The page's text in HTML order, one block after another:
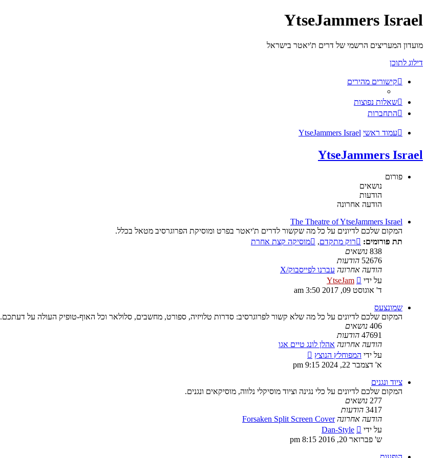
YtseJammers Israel
מועדון המעריצים הרשמי של דרים ת'יאטר בישראל
דילוג לתוכן
קישורים מהירים
שאלות נפוצות
התחברות
עמוד ראשי YtseJammers Israel
YtseJammers Israel
פורום
נושאים
הודעות
הודעה אחרונה
The Theatre of YtseJammers Israel
המקום שלכם לדיונים על כל מה שקשור לדרים ת'יאטר בפרט ומוסיקת הפרוגרסיב מטאל בכלל.
תת פורומים:
רוק מתקדם,
מוסיקה קצת אחרת
838 נושאים
52676 הודעות
הודעה אחרונה עברנו לפייסבוק/X
על ידי
YtseJamצפה
בהודעה
ד' אוגוסט 09, 2017 3:50 am
שמונצעס
המקום שלכם לדיונים על כל מה שלא קשור לפרוגרסיב: סדרות טלויזיה, ספורט, מחשבים, סלולאר וכל האוף-טופיק העולה על דעתכם.
406 נושאים
47691 הודעות
הודעה אחרונה אהלן לונג טיים אגו
על ידי המפוחלץ הנוצץ
בהודעה
האחרונה
א' דצמבר 22, 2024 9:15 pm
ציוד ונגנים
המקום שלכם לדיונים על כלי נגינה וציוד מוסיקלי נלווה, מוסיקאים ונגנים.
277 נושאים
3417 הודעות
הודעה אחרונה Forsaken Split Screen Cover
על ידי
Dan-Styleצפה
בהודעה
ש' פברואר 20, 2016 8:15 pm